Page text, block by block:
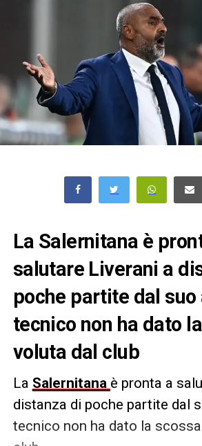
La Salernitana è
salutare Liverani a
poche partite dal
tecnico non ha dato
voluta dal club
La Salernitana è pronta a
distanza di poche partite dal
tecnico non ha dato la